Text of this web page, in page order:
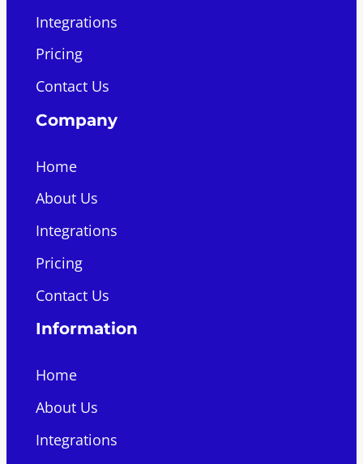
Integrations
Pricing
Contact Us
Company
Home
About Us
Integrations
Pricing
Contact Us
Information
Home
About Us
Integrations